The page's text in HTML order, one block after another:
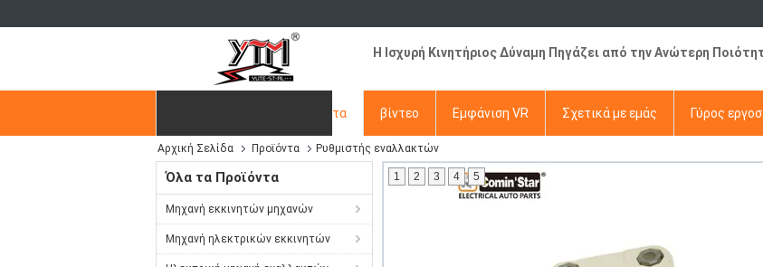
Η Ισχυρή Κινητήριος Δύναμη Πηγάζει από την Ανώτερη
Προϊόντα βίντεο Εμφάνιση VR Σχετικά με εμάς Γύρος
Ζητήστε ένα απόσπασμα
Αρχική Σελίδα Προϊόντα Ρυθμιστής εναλλακτών
Όλα τα Προϊόντα
Μηχανή εκκινητών μηχανών
Μηχανή ηλεκτρικών εκκινητών
1 2 3 4 5